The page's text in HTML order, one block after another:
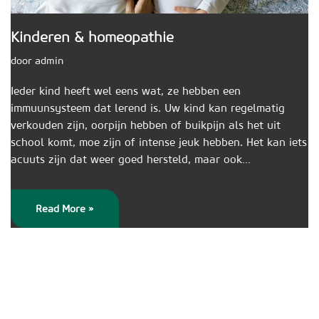
Kinderen & homeopathie
door admin
Ieder kind heeft wel eens wat, ze hebben een
immuunsysteem dat lerend is. Uw kind kan regelmatig
verkouden zijn, oorpijn hebben of buikpijn als het uit
school komt, moe zijn of intense jeuk hebben. Het kan iets
acuuts zijn dat weer goed hersteld, maar ook…
Read More »